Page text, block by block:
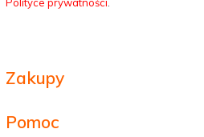
Zakupy
Pomoc